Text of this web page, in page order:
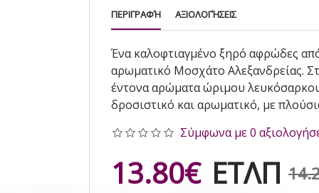
ΠΕΡΙΓΡΑΦΉ ΑΞΙΟΛΟΓΉΣΕΙΣ
Ένα καλοφτιαγμένο ξηρό αφρώδες
αρωματικό Μοσχάτο Αλεξανδρείας.
έντονα αρώματα ώριμου
δροσιστικό και αρωματικό, με
Σύμφωνα με 0
ΕΤΛΠ
13.80€